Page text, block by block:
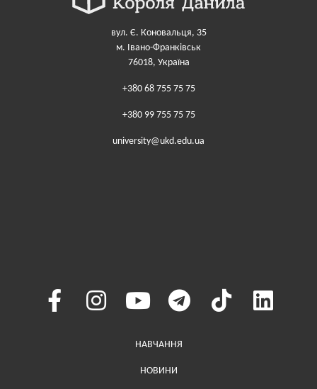
вул. Є. Коновальця, 35
м. Івано-Франківськ
76018, Україна
+380 68 755 75 75
+380 99 755 75 75
university@ukd.edu.ua
Меню у хедері
НАВЧАННЯ
НОВИНИ